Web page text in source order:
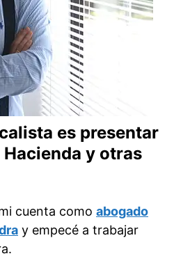
es presentar
y otras
cuenta como abogado
y empecé a trabajar